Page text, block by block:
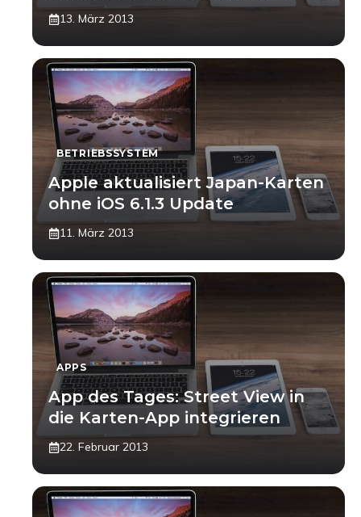
13. März 2013
BETRIEBSSYSTEM
Apple aktualisiert Japan-Karten
ohne iOS 6.1.3 Update
11. März 2013
APPS
App des Tages: Street View in
die Karten-App integrieren
22. Februar 2013